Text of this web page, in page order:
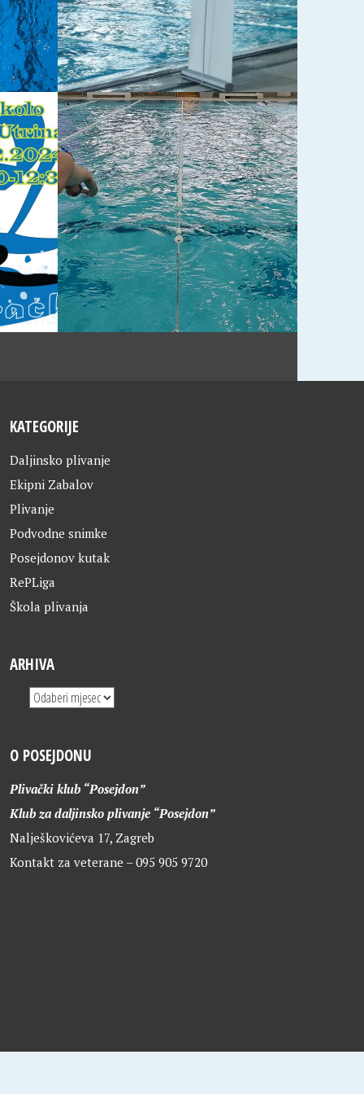
KATEGORIJE
Daljinsko plivanje
Ekipni Zabalov
Plivanje
Podvodne snimke
Posejdonov kutak
RePLiga
Škola plivanja
ARHIVA
O POSEJDONU
Plivački klub “Posejdon”
Klub za daljinsko plivanje “Posejdon”
Nalješkovićeva 17, Zagreb
Kontakt za veterane – 095 905 9720